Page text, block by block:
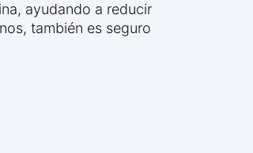
ayudando a reducir
también es seguro